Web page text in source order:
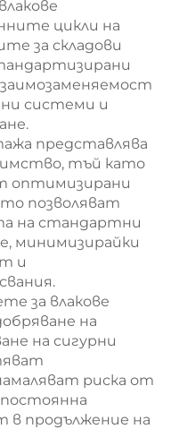
цикли на
за складови
системи и
представлява
тъй като
оптимизирани
позволяват
на стандартни
минимизирайки
и
за влакове
на
на сигурни
риска от
в продължение на